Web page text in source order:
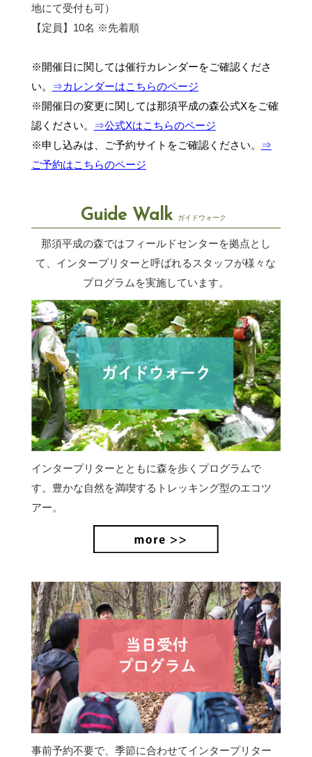
地にて受付も可）
【定員】10名 ※先着順
※開催日に関しては催行カレンダーをご確認くださ
い。
⇒カレンダーはこちらのページ
※開催日の変更に関しては那須平成の森公式Xをご確
認ください。
⇒公式Xはこちらのページ
※申し込みは、ご予約サイトをご確認ください。
⇒
ご予約はこちらのページ
Guide Walk ガイドウォーク
那須平成の森ではフィールドセンターを拠点とし
て、インタープリターと呼ばれるスタッフが様々な
プログラムを実施しています。
インタープリターとともに森を歩くプログラムで
す。豊かな自然を満喫するトレッキング型のエコツ
アー。
事前予約不要で、季節に合わせてインタープリター